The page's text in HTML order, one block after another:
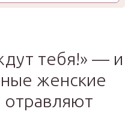
тебя!» — и
женские